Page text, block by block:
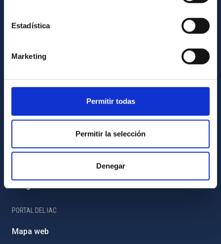
Estadística
Marketing
Permitir todas
Permitir la selección
Denegar
Transparencia
Igualdad y diversidad de género
Medio Ambiente y Sostenibilidad
Proyectos institucionales
Financiación externa
Programa Severo Ochoa
Amigos del IAC
PORTAL DEL IAC
Mapa web